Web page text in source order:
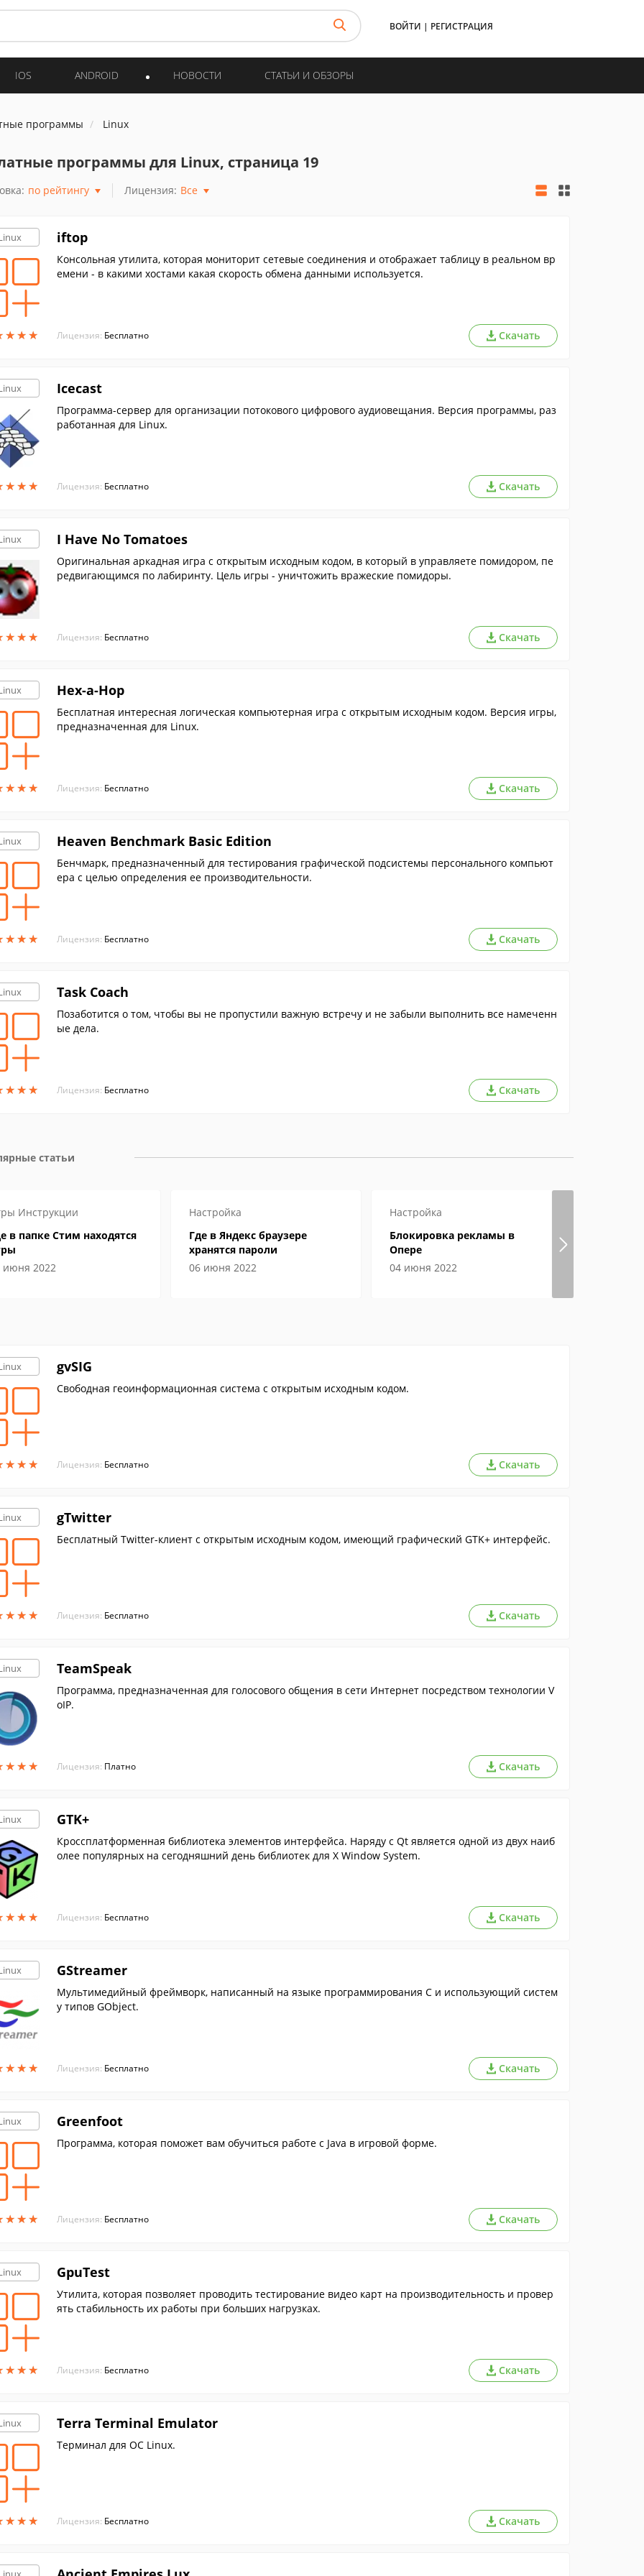
ВОЙТИ | РЕГИСТРАЦИЯ
IOS ANDROID НОВОСТИ СТАТЬИ И ОБЗОРЫ
программы Linux
программы для Linux, страница 19
по рейтингу Лицензия: Все
★★★
★★★
iftop
Консольная утилита, которая мониторит сетевые соединения и отображает таблицу в реальном вр
емени - в какими хостами какая скорость обмена данными используется.
Лицензия: Бесплатно Скачать
★★★
★★★
Icecast
Программа-сервер для организации потокового цифрового аудиовещания. Версия программы, раз
работанная для Linux.
Лицензия: Бесплатно Скачать
★★★
★★★
I Have No Tomatoes
Оригинальная аркадная игра с открытым исходным кодом, в который в управляете помидором, пе
редвигающимся по лабиринту. Цель игры - уничтожить вражеские помидоры.
Лицензия: Бесплатно Скачать
★★★
★★★
Hex-a-Hop
Бесплатная интересная логическая компьютерная игра с открытым исходным кодом. Версия игры,
предназначенная для Linux.
Лицензия: Бесплатно Скачать
★★★
★★★
Heaven Benchmark Basic Edition
Бенчмарк, предназначенный для тестирования графической подсистемы персонального компьют
ера с целью определения ее производительности.
Лицензия: Бесплатно Скачать
★★★
★★★
Task Coach
Позаботится о том, чтобы вы не пропустили важную встречу и не забыли выполнить все намеченн
ые дела.
Лицензия: Бесплатно Скачать
статьи
Инструкции
в папке Стим находятся
июня 2022
Настройка
Где в Яндекс браузере
хранятся пароли
06 июня 2022
Настройка
Блокировка рекламы в
Опере
04 июня 2022
★★★
★★★
gvSIG
Свободная геоинформационная система с открытым исходным кодом.
Лицензия: Бесплатно Скачать
★★★
★★★
gTwitter
Бесплатный Twitter-клиент с открытым исходным кодом, имеющий графический GTK+ интерфейс.
Лицензия: Бесплатно Скачать
★★★
★★★
TeamSpeak
Программа, предназначенная для голосового общения в сети Интернет посредством технологии V
oIP.
Лицензия: Платно Скачать
★★★
★★★
GTK+
Кроссплатформенная библиотека элементов интерфейса. Наряду с Qt является одной из двух наиб
олее популярных на сегодняшний день библиотек для X Window System.
Лицензия: Бесплатно Скачать
★★★
★★★
GStreamer
Мультимедийный фреймворк, написанный на языке программирования C и использующий систем
у типов GObject.
Лицензия: Бесплатно Скачать
★★★
★★★
Greenfoot
Программа, которая поможет вам обучиться работе с Java в игровой форме.
Лицензия: Бесплатно Скачать
★★★
★★★
GpuTest
Утилита, которая позволяет проводить тестирование видео карт на производительность и провер
ять стабильность их работы при больших нагрузках.
Лицензия: Бесплатно Скачать
★★★
★★★
Terra Terminal Emulator
Терминал для ОС Linux.
Лицензия: Бесплатно Скачать